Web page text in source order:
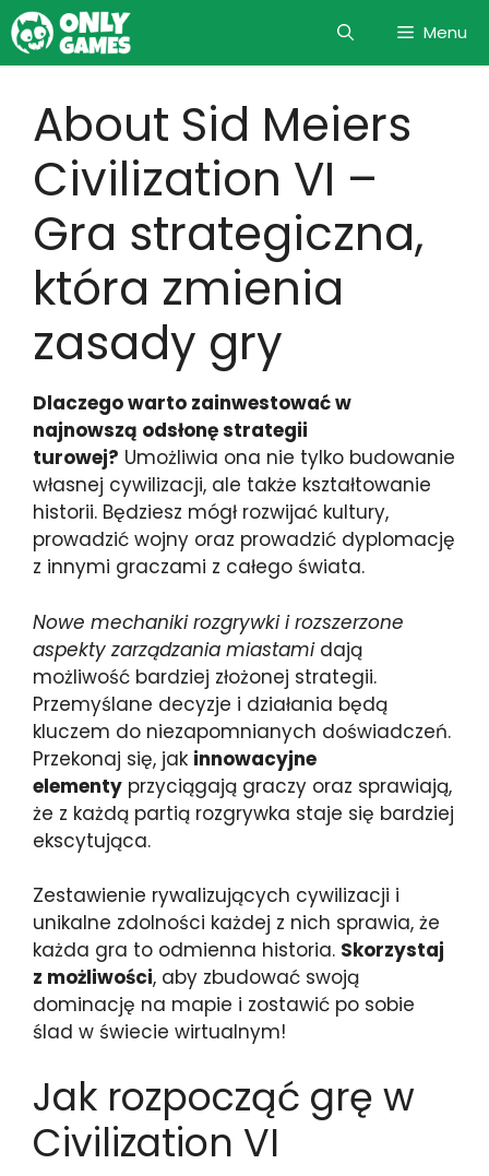
Skip
to
content
Menu
About Sid Meiers
Civilization VI –
Gra strategiczna,
która zmienia
zasady gry
Dlaczego warto zainwestować w
najnowszą odsłonę strategii
turowej? Umożliwia ona nie tylko budowanie
własnej cywilizacji, ale także kształtowanie
historii. Będziesz mógł rozwijać kultury,
prowadzić wojny oraz prowadzić dyplomację
z innymi graczami z całego świata.
Nowe mechaniki rozgrywki i rozszerzone
aspekty zarządzania miastamidają
możliwość bardziej złożonej strategii.
Przemyślane decyzje i działania będą
kluczem do niezapomnianych doświadczeń.
Przekonaj się, jak innowacyjne
elementy przyciągają graczy oraz sprawiają,
że z każdą partią rozgrywka staje się bardziej
ekscytująca.
Zestawienie rywalizujących cywilizacji i
unikalne zdolności każdej z nich sprawia, że
każda gra to odmienna historia. Skorzystaj
z możliwości, aby zbudować swoją
dominację na mapie i zostawić po sobie
ślad w świecie wirtualnym!
Jak rozpocząć grę w
Civilization VI